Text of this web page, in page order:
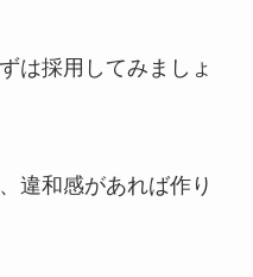
は採用してみましょ
違和感があれば作り